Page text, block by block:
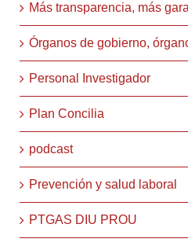
Más transparencia, más
Órganos de gobierno,
Personal Investigador
Plan Concilia
podcast
Prevención y salud laboral
PTGAS DIU PROU